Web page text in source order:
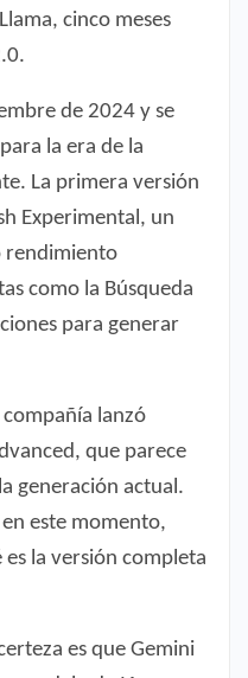
cinco meses
de 2024 y se
la era de la
La primera versión
Experimental, un
rendimiento
como la Búsqueda
para generar
compañía lanzó
que parece
generación actual.
este momento,
la versión completa
es que Gemini